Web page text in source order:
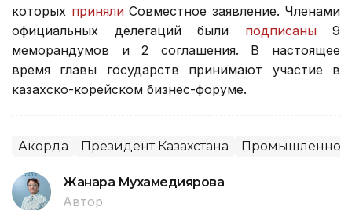
которых приняли Совместное заявление. Членами
официальных делегаций были подписаны9
меморандумов и 2 соглашения. В настоящее
время главы государств принимают участие в
казахско-корейском бизнес-форуме.
Акорда Президент Казахстана
Жанара Мухамедиярова
Автор